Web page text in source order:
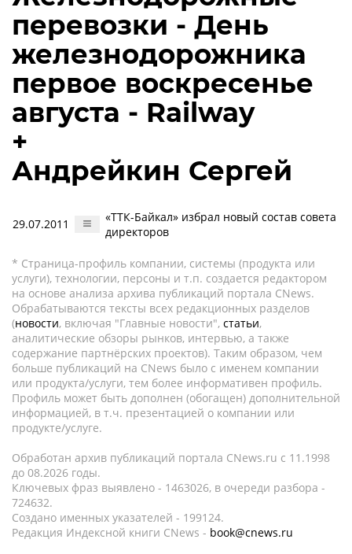
перевозки - День
железнодорожника
первое воскресенье
августа - Railway
+
Андрейкин Сергей
29.07.2011
«ТТК-Байкал» избрал новый состав совета
директоров
* Страница-профиль компании, системы (продукта или
услуги), технологии, персоны и т.п. создается редактором
на основе анализа архива публикаций портала CNews.
Обрабатываются тексты всех редакционных разделов
(новости, включая "Главные новости", статьи,
аналитические обзоры рынков, интервью, а также
содержание партнёрских проектов). Таким образом, чем
больше публикаций на CNews было с именем компании
или продукта/услуги, тем более информативен профиль.
Профиль может быть дополнен (обогащен) дополнительной
информацией, в т.ч. презентацией о компании или
продукте/услуге.
Обработан архив публикаций портала CNews.ru c 11.1998
до 08.2026 годы.
Ключевых фраз выявлено - 1463026, в очереди разбора -
724632.
Создано именных указателей - 199124.
Редакция Индексной книги CNews - book@cnews.ru